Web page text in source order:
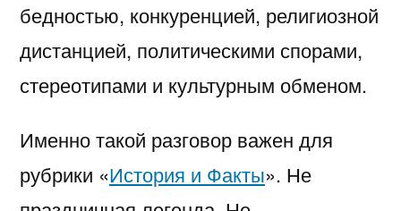
бедностью, конкуренцией, религиозной
дистанцией, политическими спорами,
стереотипами и культурным обменом.
Именно такой разговор важен для
рубрики «История и Факты». Не